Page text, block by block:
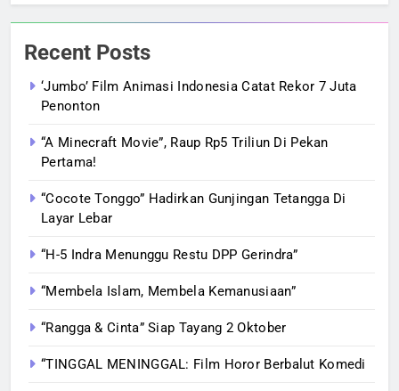
Recent Posts
‘Jumbo’ Film Animasi Indonesia Catat Rekor 7 Juta
Penonton
“A Minecraft Movie”, Raup Rp5 Triliun Di Pekan
Pertama!
“Cocote Tonggo” Hadirkan Gunjingan Tetangga Di
Layar Lebar
“H-5 Indra Menunggu Restu DPP Gerindra”
“Membela Islam, Membela Kemanusiaan”
“Rangga & Cinta” Siap Tayang 2 Oktober
“TINGGAL MENINGGAL: Film Horor Berbalut Komedi